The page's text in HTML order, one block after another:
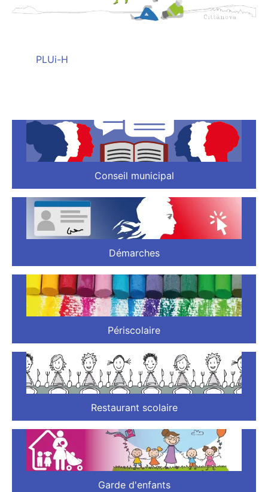
PLUi-H
Conseil municipal
Démarches
Périscolaire
Restaurant scolaire
Garde d'enfants